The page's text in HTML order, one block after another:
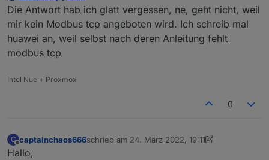
Die Antwort hab ich glatt vergessen, ne, geht nicht, weil
mir kein Modbus tcp angeboten wird. Ich schreib mal
huawei an, weil selbst nach deren Anleitung fehlt
modbus tcp
Intel Nuc + Proxmox
0
C
Offline
captainchaos666schrieb am 24. März 2022, 19:11
zuletzt editiert von captainchaos666
Hallo,